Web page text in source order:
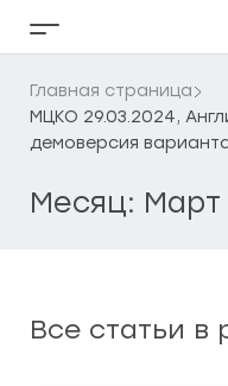
Кнопка
бокового
меню
Главная страница
МЦКО 29.03.2024,
демоверсия
Месяц: Март
Все статьи в